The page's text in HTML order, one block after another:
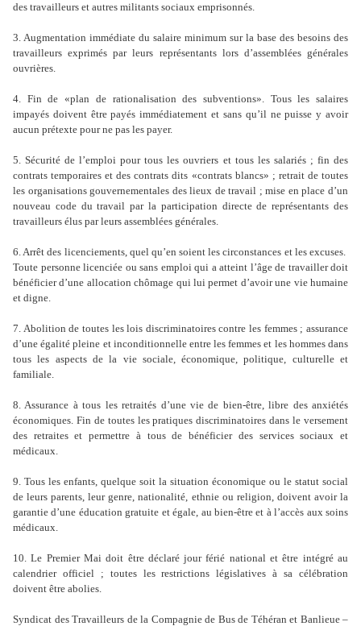
des travailleurs et autres militants sociaux emprisonnés.
3. Augmentation immédiate du salaire minimum sur la base des besoins des
travailleurs exprimés par leurs représentants lors d’assemblées générales
ouvrières.
4. Fin de «plan de rationalisation des subventions». Tous les salaires
impayés doivent être payés immédiatement et sans qu’il ne puisse y avoir
aucun prétexte pour ne pas les payer.
5. Sécurité de l’emploi pour tous les ouvriers et tous les salariés ; fin des
contrats temporaires et des contrats dits «contrats blancs» ; retrait de toutes
les organisations gouvernementales des lieux de travail ; mise en place d’un
nouveau code du travail par la participation directe de représentants des
travailleurs élus par leurs assemblées générales.
6. Arrêt des licenciements, quel qu’en soient les circonstances et les excuses.
Toute personne licenciée ou sans emploi qui a atteint l’âge de travailler doit
bénéficier d’une allocation chômage qui lui permet d’avoir une vie humaine
et digne.
7. Abolition de toutes les lois discriminatoires contre les femmes ; assurance
d’une égalité pleine et inconditionnelle entre les femmes et les hommes dans
tous les aspects de la vie sociale, économique, politique, culturelle et
familiale.
8. Assurance à tous les retraités d’une vie de bien-être, libre des anxiétés
économiques. Fin de toutes les pratiques discriminatoires dans le versement
des retraites et permettre à tous de bénéficier des services sociaux et
médicaux.
9. Tous les enfants, quelque soit la situation économique ou le statut social
de leurs parents, leur genre, nationalité, ethnie ou religion, doivent avoir la
garantie d’une éducation gratuite et égale, au bien-être et à l’accès aux soins
médicaux.
10. Le Premier Mai doit être déclaré jour férié national et être intégré au
calendrier officiel ; toutes les restrictions législatives à sa célébration
doivent être abolies.
Syndicat des Travailleurs de la Compagnie de Bus de Téhéran et Banlieue –